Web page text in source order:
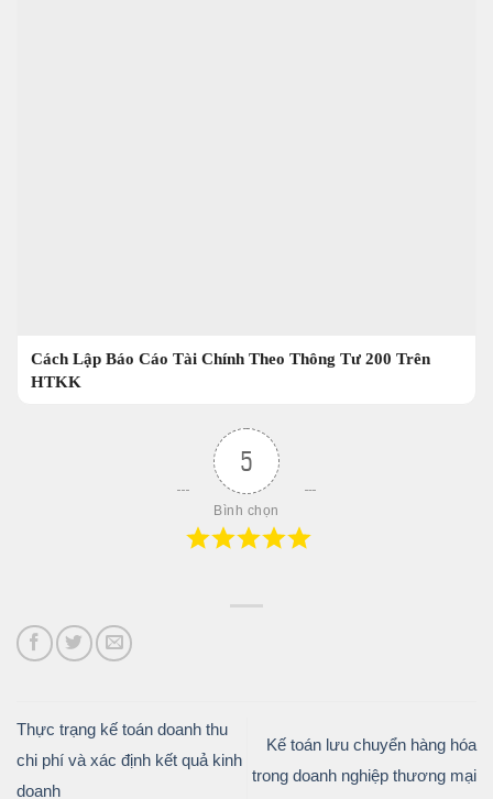
Cách Lập Báo Cáo Tài Chính Theo Thông Tư 200 Trên
HTKK
5
Bình chọn
Thực trạng kế toán doanh thu
chi phí và xác định kết quả kinh
doanh
Kế toán lưu chuyển hàng hóa
trong doanh nghiệp thương mại